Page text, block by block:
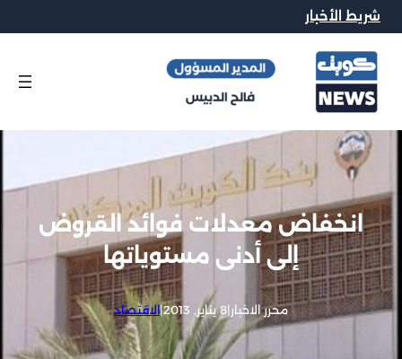
شريط الأخبار
انخفاض معدلات فوائد القروض
إلى أدنى مستوياتها
محرر الاخبار|8 يناير, 2013 |الاقتصاد